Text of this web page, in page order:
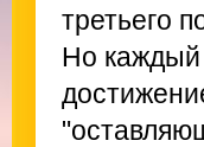
третьего
Но каждый